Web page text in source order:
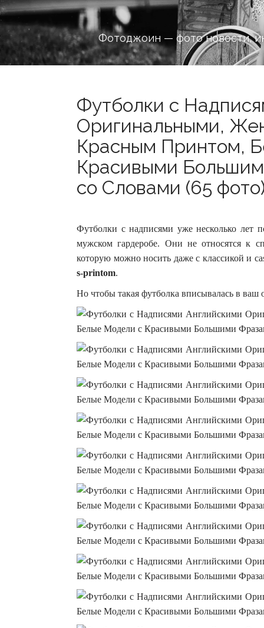
Фотоджоин — фото новости,
Футболки с
Оригинальными,
Красным Принтом,
Красивыми
со Словами (65
Футболки с надписями уже несколько лет
мужском гардеробе. Они не относятся к
которую можно носить даже с классикой и
s-printom.
Но чтобы такая футболка вписывалась в ваш